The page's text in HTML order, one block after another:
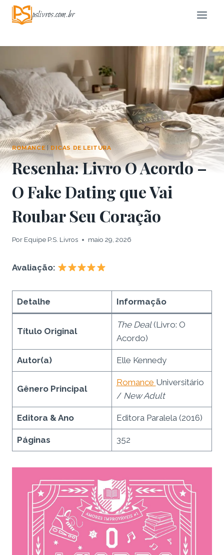
Pular
para
Conteúdo
pslivros.com.br
ROMANCE | DICAS DE LEITURA
Resenha: Livro O Acordo –
O Fake Dating que Vai
Roubar Seu Coração
Por Equipe P.S. Livros maio 29, 2026
Avaliação:
Detalhe Informação
Título Original
The Deal(Livro: O
Acordo)
Autor(a) Elle Kennedy
Gênero Principal
Romance Universitário
/ New Adult
Editora & Ano Editora Paralela (2016)
Páginas 352